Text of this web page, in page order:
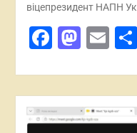
віцепрезидент НАПН
Facebook